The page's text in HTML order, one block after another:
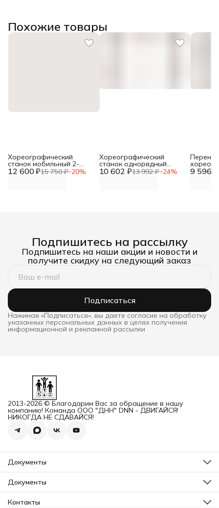
Похожие товары
12 600 ₽15 750 ₽−20%
Хореографический
станок мобильный 2-
рядный с переставным 10 602 ₽13 992 ₽−24%
Хореографический
станок однорядный
стена-пол Батман 9 596 ₽
станок
Подпишитесь на рассылку
Подпишитесь на наши акции и новости и
получите скидку на следующий заказ
Подписаться
Нажимая «Подписаться», вы даете согласие на обработку
указанных персональных данных в целях получения
информационной и рекламной рассылки
2013-2026 © Благодарим Вас за обращение в нашу
компанию! Команда ООО "ДНН" DNN - ДВИГАЙСЯ!
НИКОГДА НЕ СДАВАЙСЯ!
Документы
Карточка ООО ДННСПОРТ
Карточка ООО ДНН
Документы
Свидетельство на товарный знак
Контакты